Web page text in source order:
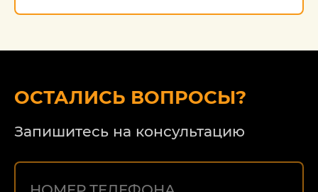
ОСТАЛИСЬ ВОПРОСЫ?
Запишитесь на консультацию